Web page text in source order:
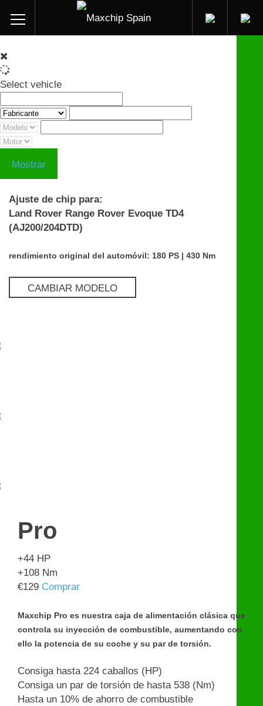
Select vehicle
Mostrar
Ajuste de chip para:
Land Rover Range Rover Evoque TD4
(AJ200/204DTD)
rendimiento original del automóvil: 180 PS | 430 Nm
CAMBIAR MODELO
Pro
+44 HP
+108 Nm
€129 Comprar
Maxchip Pro es nuestra caja de alimentación clásica que
controla su inyección de combustible, aumentando con
ello la potencia de su coche y su par de torsión.
Consiga hasta 224 caballos (HP)
Consiga un par de torsión de hasta 538 (Nm)
Hasta un 10% de ahorro de combustible